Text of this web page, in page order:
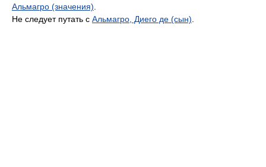
Альмагро (значения).
Не следует путать с Альмагро, Диего де (сын).